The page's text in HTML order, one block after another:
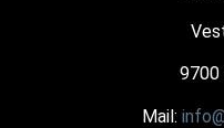
9700
Mail: